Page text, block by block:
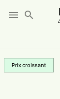
menu search
Prix croissant